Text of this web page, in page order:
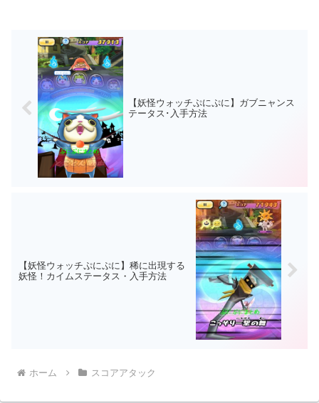
【妖怪ウォッチぷにぷに】ガブニャンス
テータス･入手方法
【妖怪ウォッチぷにぷに】稀に出現する
妖怪！カイムステータス・入手方法
ホーム スコアアタック